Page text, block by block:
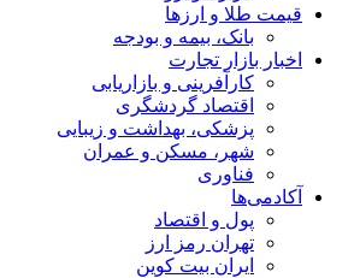
قیمت طلا و ارزها
بانک، بیمه و بودجه
اخبار بازار تجارت
کارآفرینی و بازاریابی
اقتصاد گردشگری
پزشکی، بهداشت و زیبایی
شهر، مسکن و عمران
فناوری
آکادمی‌ها
پول و اقتصاد
تهران رمز ارز
ایران بیت کوین